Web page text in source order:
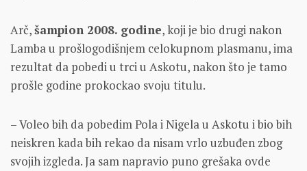
Arč,šampion 2008. godine, koji je bio drugi nakon
Lamba u prošlogodišnjem celokupnom plasmanu, ima
rezultat da pobedi u trci u Askotu, nakon što je tamo
prošle godine prokockao svoju titulu.
– Voleo bih da pobedim Pola i Nigela u Askotu i bio bih
neiskren kada bih rekao da nisam vrlo uzbuđen zbog
svojih izgleda. Ja sam napravio puno grešaka ovde